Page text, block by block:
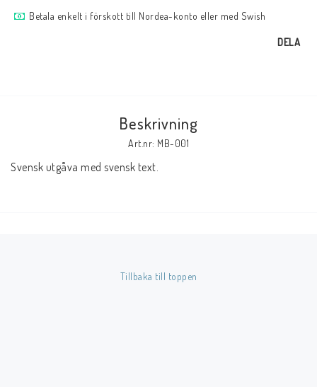
Inkl. Moms
Betala enkelt i förskott till Nordea-konto eller med Swish
DELA
Beskrivning
Art.nr: MB-001
Svensk utgåva med svensk text.
Tillbaka till toppen